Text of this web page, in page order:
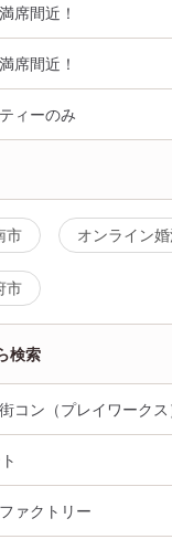
席間近！
席間近！
ィーのみ
市 オンライン
市
検索
コン（プレイワークス
ァクトリー